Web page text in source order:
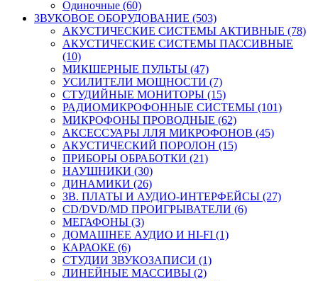
Одиночные (60)
ЗВУКОВОЕ ОБОРУДОВАНИЕ (503)
АКУСТИЧЕСКИЕ СИСТЕМЫ АКТИВНЫЕ (78)
АКУСТИЧЕСКИЕ СИСТЕМЫ ПАССИВНЫЕ
(10)
МИКШЕРНЫЕ ПУЛЬТЫ (47)
УСИЛИТЕЛИ МОЩНОСТИ (7)
СТУДИЙНЫЕ МОНИТОРЫ (15)
РАДИОМИКРОФОННЫЕ СИСТЕМЫ (101)
МИКРОФОНЫ ПРОВОДНЫЕ (62)
АКСЕССУАРЫ ЛЛЯ МИКРОФОНОВ (45)
АКУСТИЧЕСКИЙ ПОРОЛОН (15)
ПРИБОРЫ ОБРАБОТКИ (21)
НАУШНИКИ (30)
ДИНАМИКИ (26)
ЗВ. ПЛАТЫ И АУДИО-ИНТЕРФЕЙСЫ (27)
CD/DVD/MD ПРОИГРЫВАТЕЛИ (6)
МЕГАФОНЫ (3)
ДОМАШНЕЕ АУДИО И HI-FI (1)
КАРАОКЕ (6)
СТУДИИ ЗВУКОЗАПИСИ (1)
ЛИНЕЙНЫЕ МАССИВЫ (2)